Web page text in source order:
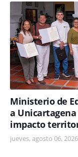
Ministerio de
a
impacto
jueves, agosto 06, 2026